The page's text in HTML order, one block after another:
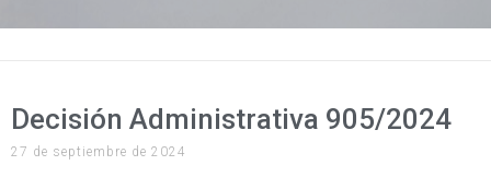
Decisión Administrativa 905/2024
27 de septiembre de 2024